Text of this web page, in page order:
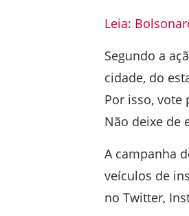
Leia:
Segundo a
cidade, do
Por isso, vote
Não deixe de
A campanha
veículos de
no Twitter,